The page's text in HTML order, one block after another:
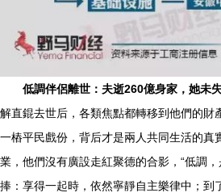
低調伴侶離世：夫逝260億身家，她未
解直錕去世后，各類焦點都轉移到他們的財
一樁平民戲份，背后才是兩人共同生活的
業，他們沒有廣設走紅聚德的合影，“低調
捧：享得一起時，依然寧靜自主樂律中；到